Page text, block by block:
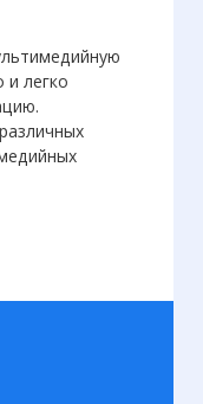
и легко